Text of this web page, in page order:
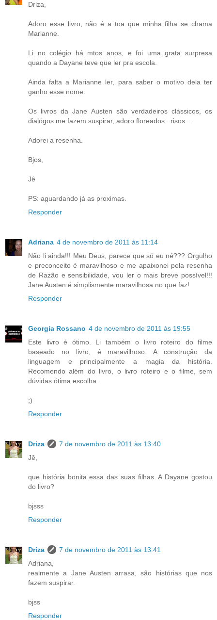
Driza,
Adoro esse livro, não é a toa que minha filha se chama
Marianne.
Li no colégio há mtos anos, e foi uma grata surpresa
quando a Dayane teve que ler pra escola.
Ainda falta a Marianne ler, para saber o motivo dela ter
ganho esse nome.
Os livros da Jane Austen são verdadeiros clássicos, os
dialógos me fazem suspirar, adoro floreados...risos...
Adorei a resenha.
Bjos,
Jê
PS: aguardando já as proximas.
Responder
Adriana 4 de novembro de 2011 às 11:14
Não li ainda!!! Meu Deus, parece que só eu né??? Orgulho
e preconceito é maravilhoso e me apaixonei pela resenha
de Razão e sensibilidade, vou ler o mais breve possível!!!
Jane Austen é simplismente maravilhosa no que faz!
Responder
Georgia Rossano 4 de novembro de 2011 às 19:55
Este livro é ótimo. Li também o livro roteiro do filme
baseado no livro, é maravilhoso. A construção da
linguagem e principalmente a magia da história.
Recomendo além do livro, o livro roteiro e o filme, sem
dúvidas ótima escolha.
;)
Responder
Driza
7 de novembro de 2011 às 13:40
Jê,
que história bonita essa das suas filhas. A Dayane gostou
do livro?
bjsss
Responder
Driza
7 de novembro de 2011 às 13:41
Adriana,
realmente a Jane Austen arrasa, são histórias que nos
fazem suspirar.
bjss
Responder